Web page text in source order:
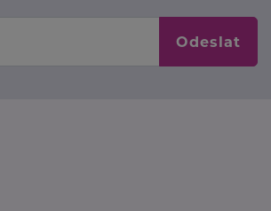
Odeslat